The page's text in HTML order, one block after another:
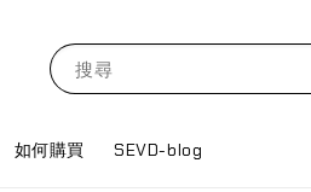
搜尋
如何購買 SEVD-blog